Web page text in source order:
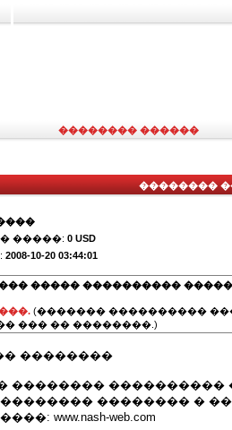
�������� ������
��������
�����: 0 USD
2008-10-20 03:44:01
����� ����������
(������� ����������
��� �� ��������.)
��������
�������� ����������
�������� �
www.nash-web.com